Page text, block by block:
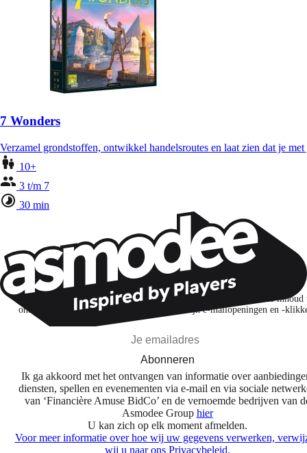
7 Wonders
Verzamel grondstoffen, ontwikkel handelsroutes en laat zien dat je
10+
3 t/m 7
30 min
Wil je nog meer spelnieuws ontvangen?
Ik abonneer me om spellen, nieuwe releases en gepersonaliseerde inhoud
ontdekken op basis van mijn interesses en mijn e-mailopeningen en -
Abonneren
Ik ga akkoord met het ontvangen van informatie over
diensten, spellen en evenementen via e-mail en via sociale
van ‘Financière Amuse BidCo’ en de vernoemde bedrijven van
Asmodee Group hier
U kan zich op elk moment afmelden.
Voor meer informatie over hoe wij uw gegevens verwerken,
wij u naar ons Privacybeleid.